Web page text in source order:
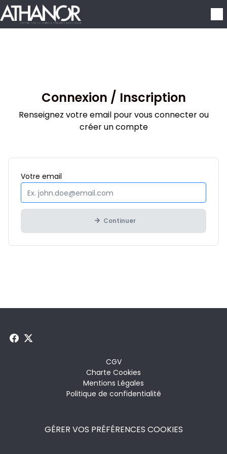
Aller au contenu principal
Connexion / Inscription
Renseignez votre email pour vous connecter ou
créer un compte
Votre email
Continuer
CGV
Charte Cookies
Mentions Légales
Politique de confidentialité
GÉRER VOS PRÉFÉRENCES COOKIES